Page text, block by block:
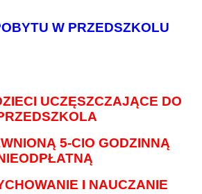
W PRZEDSZKOLU
UCZĘSZCZAJĄCE DO
5-CIO GODZINNĄ
I NAUCZANIE